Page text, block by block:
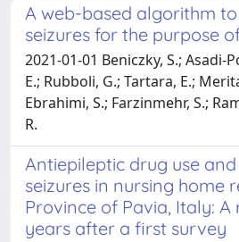
A web-based algorithm
seizures for the purpose
2021-01-01 Beniczky, S.; Asadi-
E.; Rubboli, G.; Tartara, E.;
Ebrahimi, S.; Farzinmehr, S.;
R.
Antiepileptic drug use
seizures in nursing home
Province of Pavia, Italy: A
years after a first survey